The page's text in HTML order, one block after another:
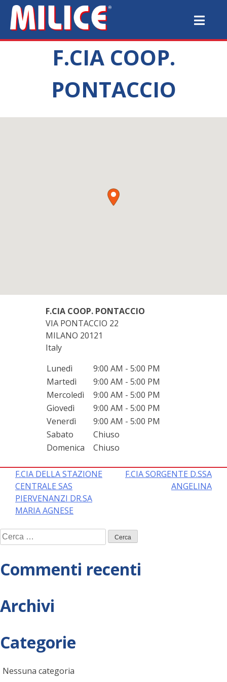
F.CIA COOP.
PONTACCIO
F.CIA COOP. PONTACCIO
VIA PONTACCIO 22
MILANO 20121
Italy
Lunedì
9:00 AM - 5:00 PM
Martedì
9:00 AM - 5:00 PM
Mercoledì
9:00 AM - 5:00 PM
Giovedì
9:00 AM - 5:00 PM
Venerdì
9:00 AM - 5:00 PM
Sabato
Chiuso
Domenica
Chiuso
Navigazione
articoli
F.CIA DELLA STAZIONE
CENTRALE SAS
PIERVENANZI DR.SA
MARIA AGNESE
F.CIA SORGENTE D.SSA
ANGELINA
Ricerca
per:
Commenti recenti
Archivi
Categorie
Nessuna categoria